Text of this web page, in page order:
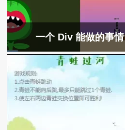
一个 Div 能做的事情